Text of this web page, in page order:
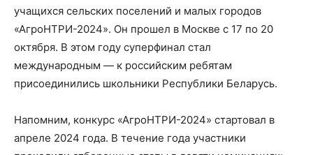
учащихся сельских поселений и малых городов
«АгроНТРИ-2024». Он прошел в Москве с 17 по 20
октября. В этом году суперфинал стал
международным — к российским ребятам
присоединились школьники Республики Беларусь.
Напомним, конкурс «АгроНТРИ-2024» стартовал в
апреле 2024 года. В течение года участники